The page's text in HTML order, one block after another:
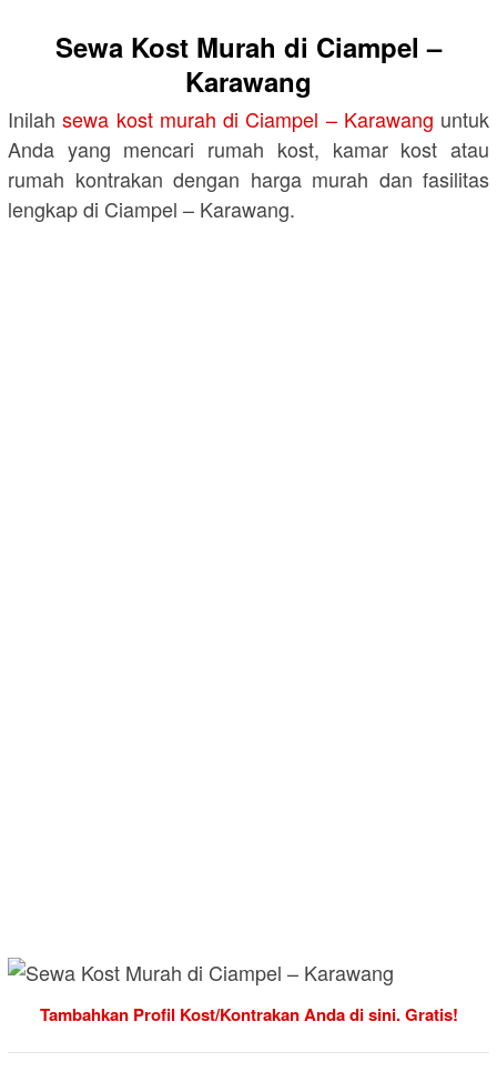
Sewa Kost Murah di Ciampel –
Karawang
Inilahsewa kost murah di Ciampel – Karawang untuk
Anda yang mencari rumah kost, kamar kost atau
rumah kontrakan dengan harga murah dan fasilitas
lengkap di Ciampel – Karawang.
Tambahkan Profil Kost/Kontrakan Anda di sini. Gratis!